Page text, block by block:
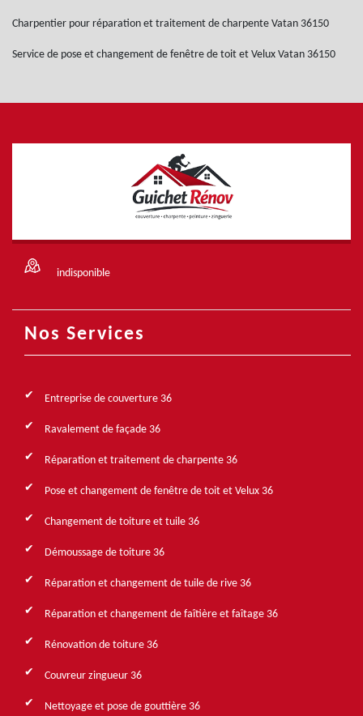
Charpentier pour réparation et traitement de charpente Vatan 36150
Service de pose et changement de fenêtre de toit et Velux Vatan 36150
indisponible
Nos Services
Entreprise de couverture 36
Ravalement de façade 36
Réparation et traitement de charpente 36
Pose et changement de fenêtre de toit et Velux 36
Changement de toiture et tuile 36
Démoussage de toiture 36
Réparation et changement de tuile de rive 36
Réparation et changement de faîtière et faîtage 36
Rénovation de toiture 36
Couvreur zingueur 36
Nettoyage et pose de gouttière 36